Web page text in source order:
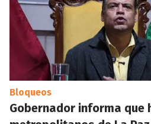
Bloqueos
Gobernador informa que